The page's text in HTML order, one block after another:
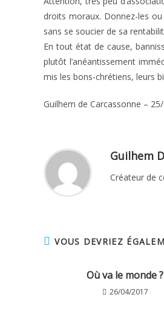
droits moraux. Donnez-les
sans se soucier de sa
En tout état de cause,
plutôt l’anéantissement
mis les bons-chrétiens, leurs
Guilhem de Carcassonne –
Guilhem
Créateur de
VOUS DEVRIEZ
Où va le monde ?
26/04/2017